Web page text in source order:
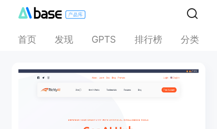
首页 发现 GPTS 排行榜 分类